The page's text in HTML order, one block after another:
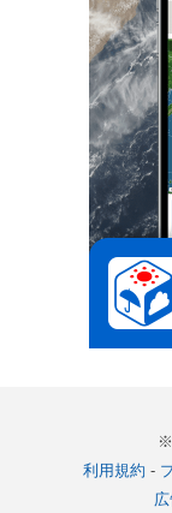
利用規約 -